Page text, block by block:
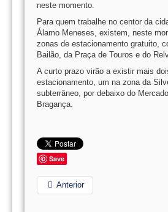
neste momento.
Para quem trabalhe no centor da
Álamo Meneses, existem, neste
zonas de estacionamento gratuito,
Bailão, da Praça de Touros e do
A curto prazo virão a existir mais
estacionamento, um na zona da
subterrâneo, por debaixo do
Bragança.
Save
Anterior